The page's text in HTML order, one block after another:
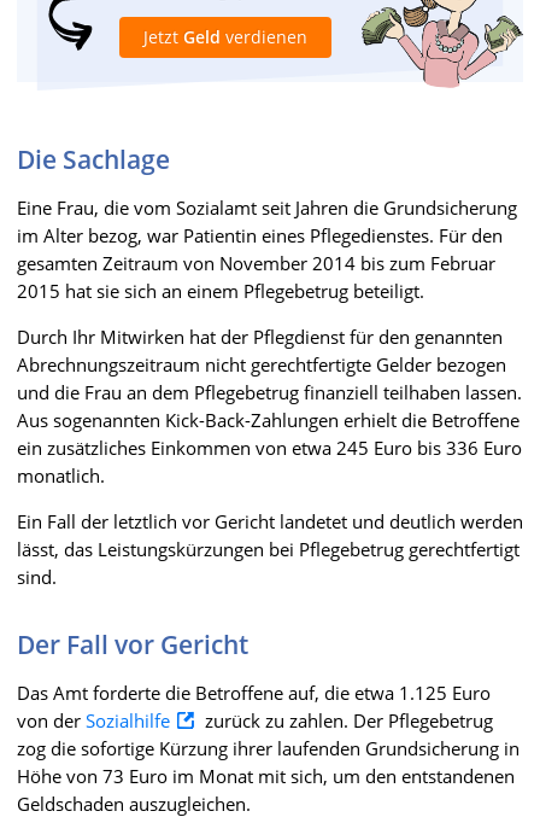
Jetzt Geld verdienen
Die Sachlage
Eine Frau, die vom Sozialamt seit Jahren die Grundsicherung
im Alter bezog, war Patientin eines Pflegedienstes. Für den
gesamten Zeitraum von November 2014 bis zum Februar
2015 hat sie sich an einem Pflegebetrug beteiligt.
Durch Ihr Mitwirken hat der Pflegdienst für den genannten
Abrechnungszeitraum nicht gerechtfertigte Gelder bezogen
und die Frau an dem Pflegebetrug finanziell teilhaben lassen.
Aus sogenannten Kick-Back-Zahlungen erhielt die Betroffene
ein zusätzliches Einkommen von etwa 245 Euro bis 336 Euro
monatlich.
Ein Fall der letztlich vor Gericht landetet und deutlich werden
lässt, das Leistungskürzungen bei Pflegebetrug gerechtfertigt
sind.
Der Fall vor Gericht
Das Amt forderte die Betroffene auf, die etwa 1.125 Euro
von der Sozialhilfe
zurück zu zahlen. Der Pflegebetrug
zog die sofortige Kürzung ihrer laufenden Grundsicherung in
Höhe von 73 Euro im Monat mit sich, um den entstandenen
Geldschaden auszugleichen.